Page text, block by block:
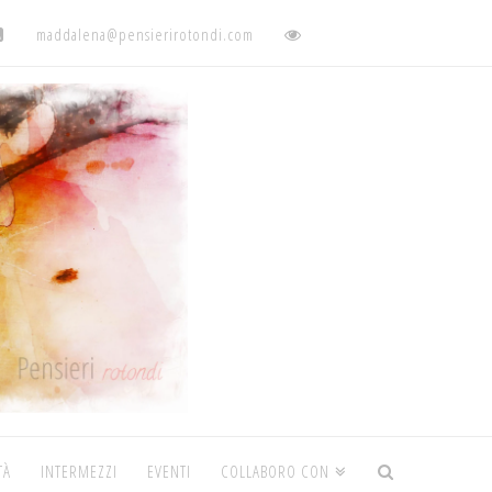
maddalena@pensierirotondi.com
INTERMEZZI EVENTI COLLABORO CON